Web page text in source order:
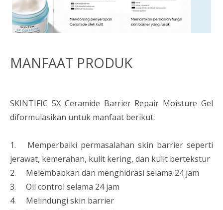
MANFAAT PRODUK
SKINTIFIC 5X Ceramide Barrier Repair Moisture Gel
diformulasikan untuk manfaat berikut:
1.
Memperbaiki permasalahan skin barrier seperti
jerawat, kemerahan, kulit kering, dan kulit bertekstur
2.
Melembabkan dan menghidrasi selama 24 jam
3.
Oil control selama 24 jam
4.
Melindungi skin barrier